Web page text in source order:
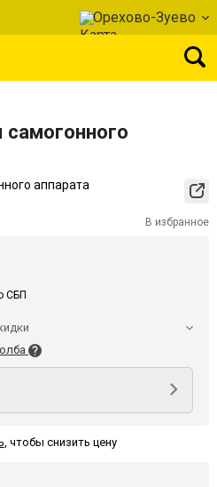
Орехово-Зуево
В избранное
, чтобы снизить цену